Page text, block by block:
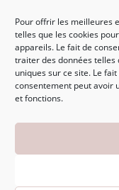
Pour offrir les meilleures
telles que les cookies
appareils. Le fait de
traiter des données telles
uniques sur ce site. Le
consentement peut avoir
et fonctions.